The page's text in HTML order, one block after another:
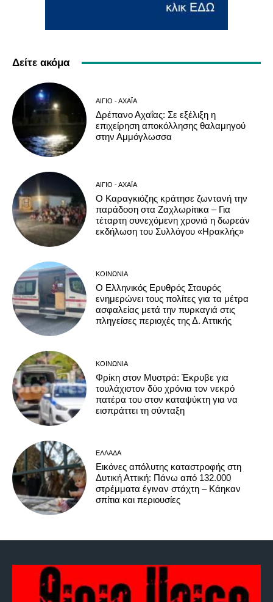
Δείτε ακόμα
ΑΊΓΙΟ - ΑΧΑΪ́Α
Δρέπανο Αχαΐας: Σε εξέλιξη η
επιχείρηση αποκόλλησης θαλαμηγού
στην Αμμόγλωσσα
ΑΊΓΙΟ - ΑΧΑΪ́Α
Ο Καραγκιόζης κράτησε ζωντανή την
παράδοση στα Ζαχλωρίτικα – Για
τέταρτη συνεχόμενη χρονιά η δωρεάν
εκδήλωση του Συλλόγου «Ηρακλής»
ΚΟΙΝΩΝΊΑ
Ο Ελληνικός Ερυθρός Σταυρός
ενημερώνει τους πολίτες για τα μέτρα
ασφαλείας μετά την πυρκαγιά στις
πληγείσες περιοχές της Δ. Αττικής
ΚΟΙΝΩΝΊΑ
Φρίκη στον Μυστρά: Έκρυβε για
τουλάχιστον δύο χρόνια τον νεκρό
πατέρα του στον καταψύκτη για να
εισπράττει τη σύνταξη
ΕΛΛΆΔΑ
Εικόνες απόλυτης καταστροφής στη
Δυτική Αττική: Πάνω από 132.000
στρέμματα έγιναν στάχτη – Κάηκαν
σπίτια και περιουσίες